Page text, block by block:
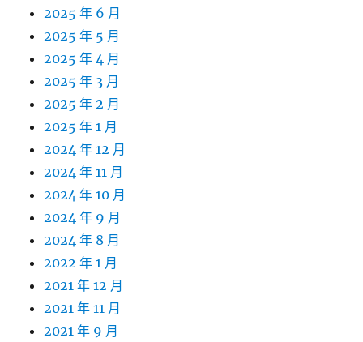
2025 年 6 月
2025 年 5 月
2025 年 4 月
2025 年 3 月
2025 年 2 月
2025 年 1 月
2024 年 12 月
2024 年 11 月
2024 年 10 月
2024 年 9 月
2024 年 8 月
2022 年 1 月
2021 年 12 月
2021 年 11 月
2021 年 9 月